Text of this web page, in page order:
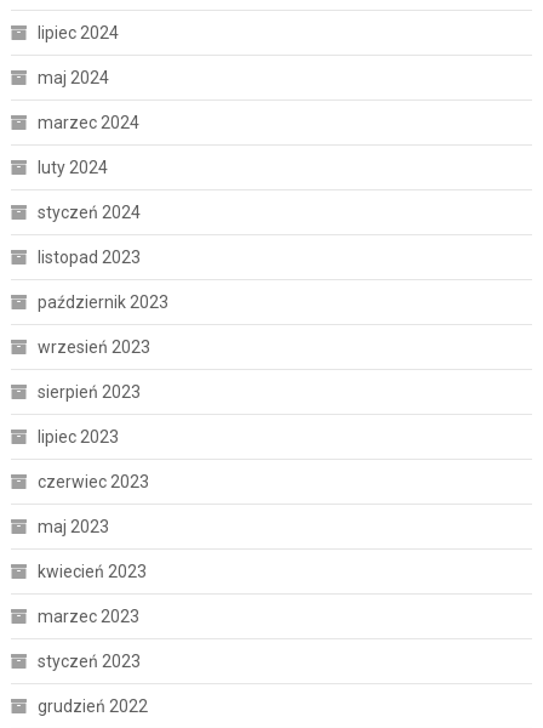
lipiec 2024
maj 2024
marzec 2024
luty 2024
styczeń 2024
listopad 2023
październik 2023
wrzesień 2023
sierpień 2023
lipiec 2023
czerwiec 2023
maj 2023
kwiecień 2023
marzec 2023
styczeń 2023
grudzień 2022